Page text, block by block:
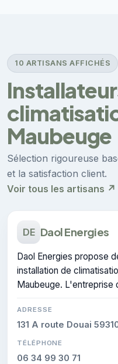
10 ARTISANS AFFICHÉS
Maubeuge
Sélection rigoureuse
et la satisfaction client.
Voir tous les artisans ↗
DE Daol Energies
Daol Energies propose
installation de
Maubeuge. L'entreprise
ADRESSE
131 A route Douai
TÉLÉPHONE
06 34 99 30 71